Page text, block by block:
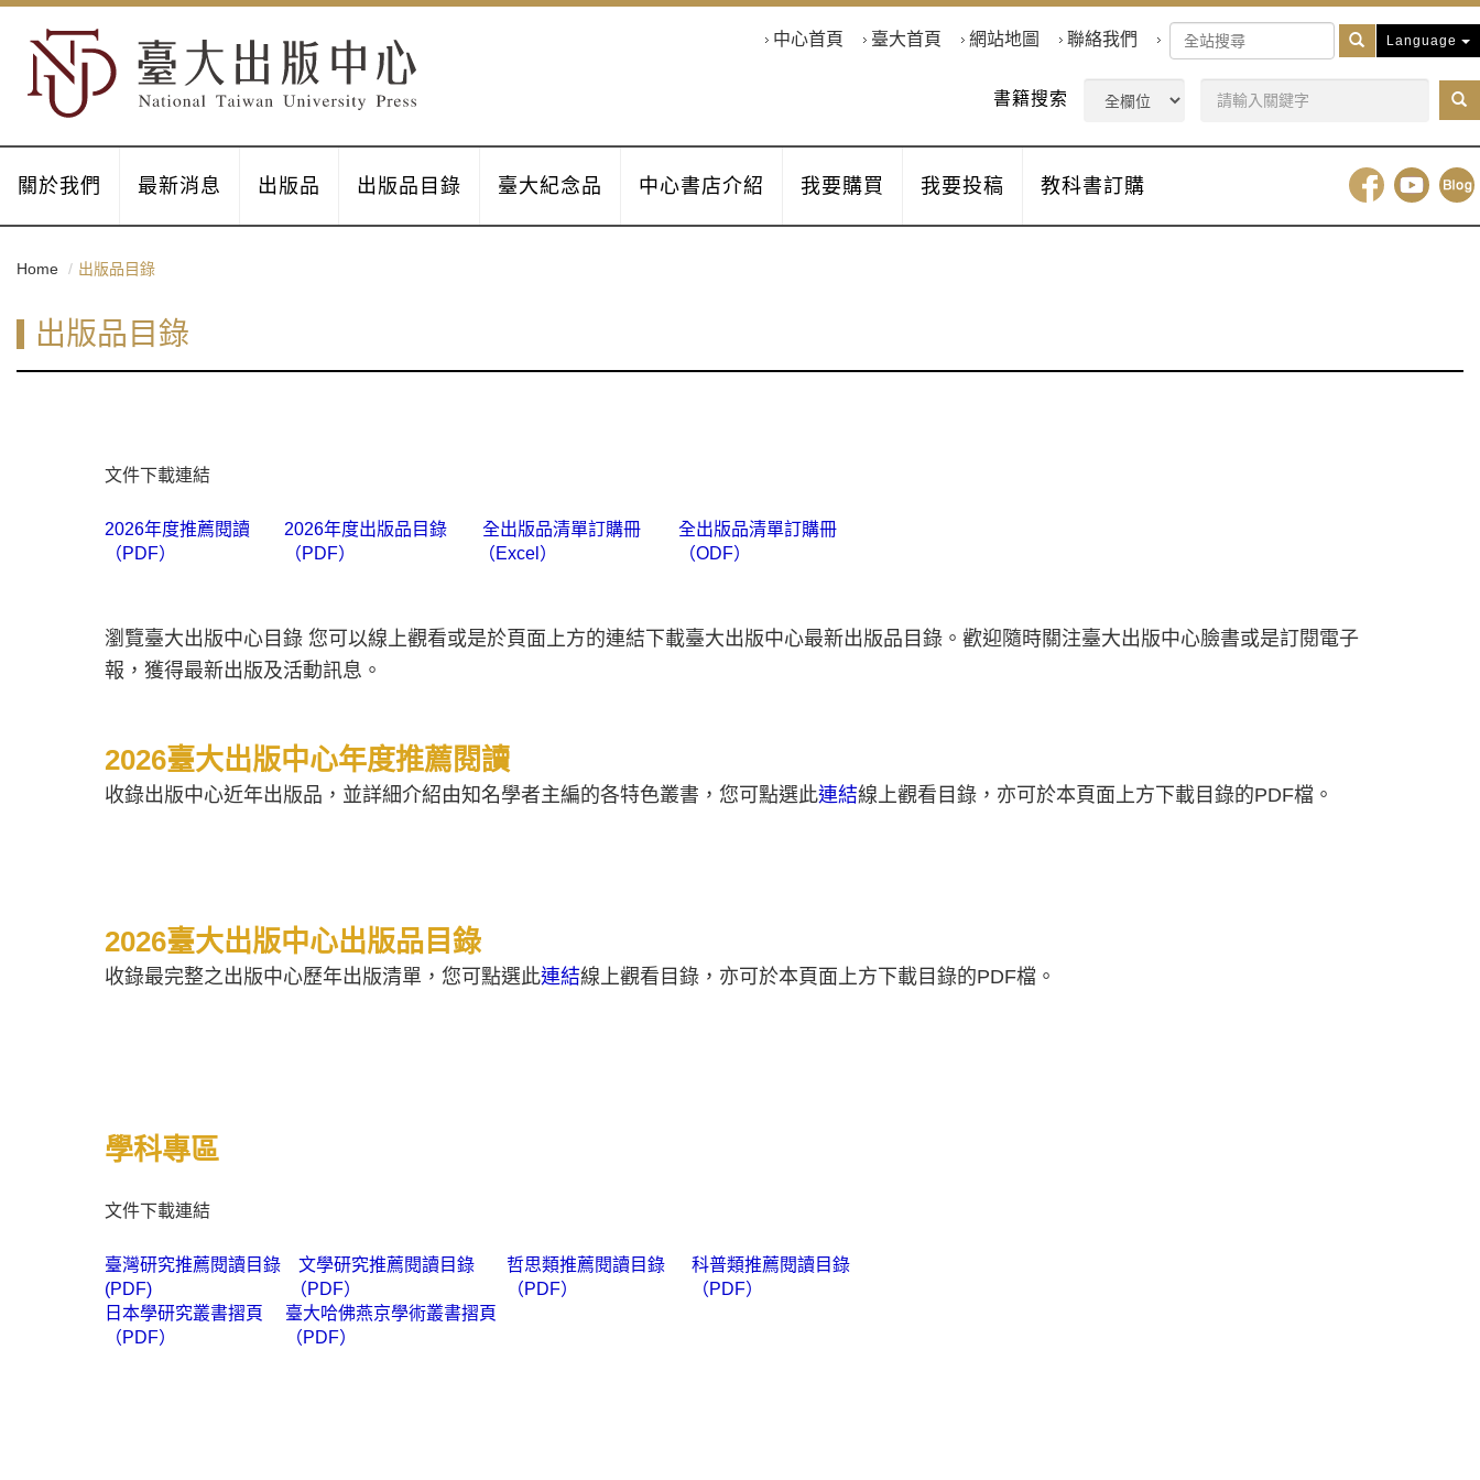
書籍搜索
中心首頁 臺大首頁 網站地圖 聯絡我們
關於我們 最新消息 出版品 出版品目錄 臺大紀念品 中心書店介紹 我要購買 我要投稿 教科書訂購
Language
Home 出版品目錄
出版品目錄
文件下載連結
2026年度推薦閱讀
（PDF）
2026年度出版品目錄
（PDF）
全出版品清單訂購冊
（Excel）
全出版品清單訂購冊
（ODF）
瀏覽臺大出版中心目錄 您可以線上觀看或是於頁面上方的連結下載臺大出版中心最新出版品目錄。歡迎隨時關注臺大出版中心臉書或是訂閱電子
報，獲得最新出版及活動訊息。
2026臺大出版中心年度推薦閱讀
收錄出版中心近年出版品，並詳細介紹由知名學者主編的各特色叢書，您可點選此連結線上觀看目錄，亦可於本頁面上方下載目錄的PDF檔。
2026臺大出版中心出版品目錄
收錄最完整之出版中心歷年出版清單，您可點選此連結線上觀看目錄，亦可於本頁面上方下載目錄的PDF檔。
學科專區
文件下載連結
臺灣研究推薦閱讀目錄
(PDF)
文學研究推薦閱讀目錄
（PDF）
哲思類推薦閱讀目錄
（PDF）
科普類推薦閱讀目錄
（PDF）
日本學研究叢書摺頁
（PDF）
臺大哈佛燕京學術叢書摺頁
（PDF）